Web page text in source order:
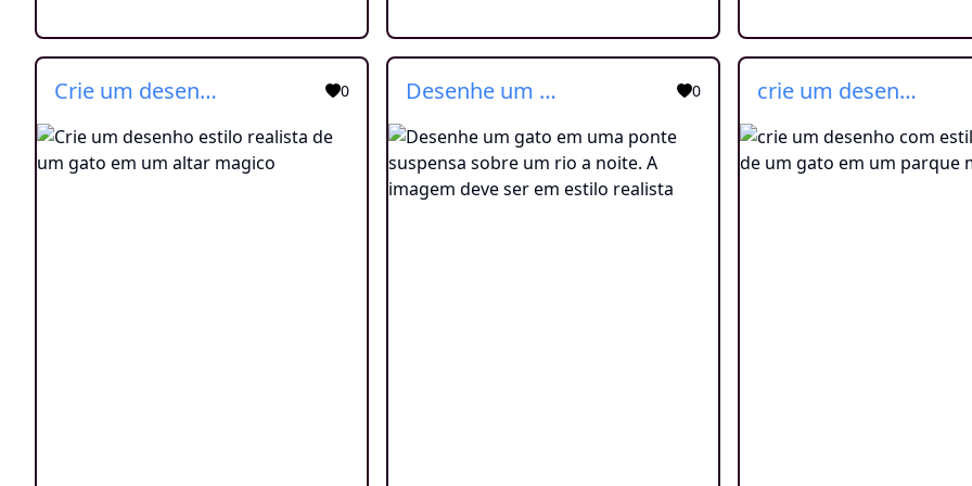
Crie um desenho estilo realista de um gato em um altar magico 0 Desenhe um gato em uma ponte suspensa sobre um rio a noite. A imagem deve ser em estilo realista 0 crie um desenho com estilo realista, de um gato em um parque magico